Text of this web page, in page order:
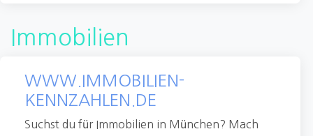
Immobilien
WWW.IMMOBILIEN-
KENNZAHLEN.DE
Suchst du für Immobilien in München? Mach